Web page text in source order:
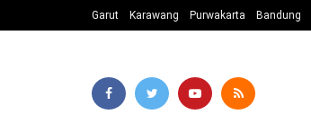
Garut Karawang Purwakarta Bandung